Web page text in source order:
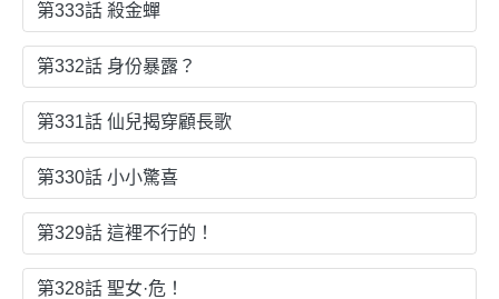
第333話 殺金蟬
第332話 身份暴露？
第331話 仙兒揭穿顧長歌
第330話 小小驚喜
第329話 這裡不行的！
第328話 聖女·危！